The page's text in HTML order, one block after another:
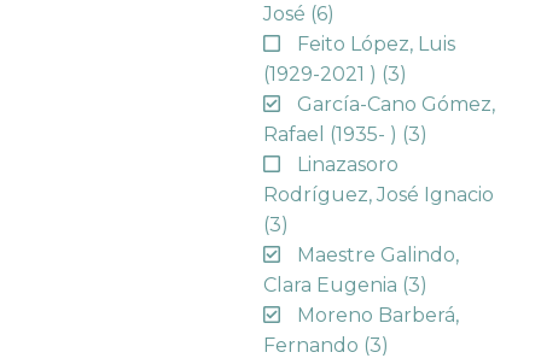
José (6)
Feito López, Luis
(1929-2021 ) (3)
García-Cano Gómez,
Rafael (1935- ) (3)
Linazasoro
Rodríguez, José Ignacio
(3)
Maestre Galindo,
Clara Eugenia (3)
Moreno Barberá,
Fernando (3)